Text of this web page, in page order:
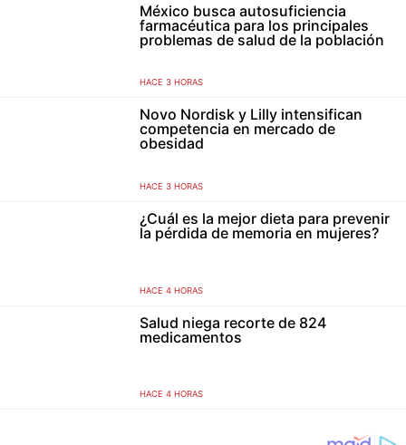
México busca autosuficiencia
farmacéutica para los principales
problemas de salud de la población
HACE 3 HORAS
Novo Nordisk y Lilly intensifican
competencia en mercado de
obesidad
HACE 3 HORAS
¿Cuál es la mejor dieta para prevenir
la pérdida de memoria en mujeres?
HACE 4 HORAS
Salud niega recorte de 824
medicamentos
HACE 4 HORAS